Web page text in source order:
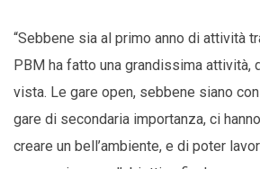
“Sebbene sia al primo anno di attività
PBM ha fatto una grandissima attività,
vista. Le gare open, sebbene siano
gare di secondaria importanza, ci
creare un bell’ambiente, e di poter